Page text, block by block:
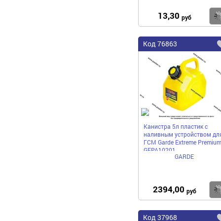
13,30 руб
Код 76863
Канистра 5л пластик с
наливным устройством
ГСМ Garde Extreme Premium
GEPA10201
GARDE
2394,00 руб
Код 37968